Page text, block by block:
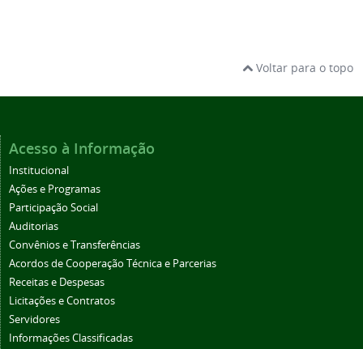
Voltar para o topo
Acesso à Informação
Institucional
Ações e Programas
Participação Social
Auditorias
Convênios e Transferências
Acordos de Cooperação Técnica e Parcerias
Receitas e Despesas
Licitações e Contratos
Servidores
Informações Classificadas